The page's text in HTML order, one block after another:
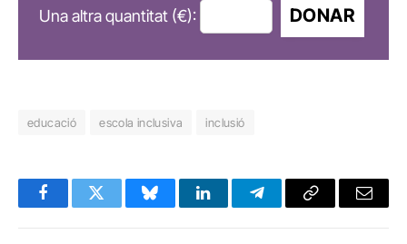
Una altra quantitat (€): DONAR
educació escola inclusiva inclusió
FacebookTwitter BlueskyLinkedInTelegramCopy
Email